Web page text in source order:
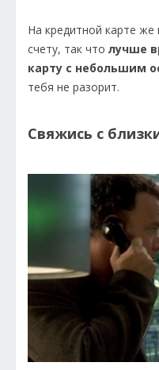
На кредитной карте же
счету, так что лучше
карту с небольшим
тебя не разорит.
Свяжись с